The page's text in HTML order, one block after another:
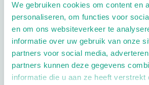
We gebruiken cookies om content en
personaliseren, om functies voor
en om ons websiteverkeer te
informatie over uw gebruik van onze
partners voor social media,
partners kunnen deze gegevens
informatie die u aan ze heeft verstrekt
Extra opties